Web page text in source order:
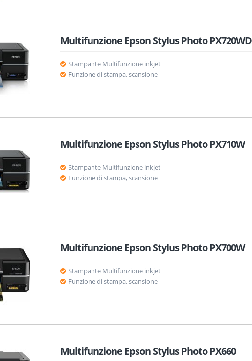
Multifunzione Epson Stylus Photo PX720WD
Stampante Multifunzione inkjet
Funzione di stampa, scansione
Multifunzione Epson Stylus Photo PX710W
Stampante Multifunzione inkjet
Funzione di stampa, scansione
Multifunzione Epson Stylus Photo PX700W
Stampante Multifunzione inkjet
Funzione di stampa, scansione
Multifunzione Epson Stylus Photo PX660